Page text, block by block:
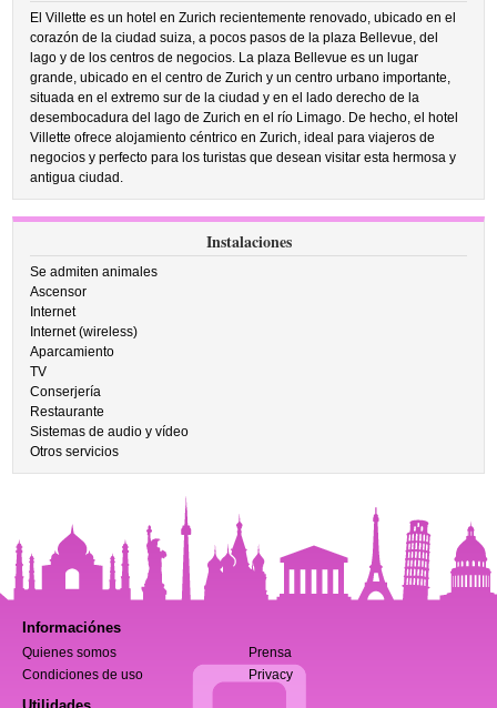
El Villette es un hotel en Zurich recientemente renovado, ubicado en el
corazón de la ciudad suiza, a pocos pasos de la plaza Bellevue, del
lago y de los centros de negocios. La plaza Bellevue es un lugar
grande, ubicado en el centro de Zurich y un centro urbano importante,
situada en el extremo sur de la ciudad y en el lado derecho de la
desembocadura del lago de Zurich en el río Limago. De hecho, el hotel
Villette ofrece alojamiento céntrico en Zurich, ideal para viajeros de
negocios y perfecto para los turistas que desean visitar esta hermosa y
antigua ciudad.
Instalaciones
Se admiten animales
Ascensor
Internet
Internet (wireless)
Aparcamiento
TV
Conserjería
Restaurante
Sistemas de audio y vídeo
Otros servicios
Informaciónes
Quienes somos
Prensa
Condiciones de uso
Privacy